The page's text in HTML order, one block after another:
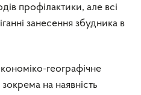
профілактики, але всі
занесення збудника в
географічне
на наявність